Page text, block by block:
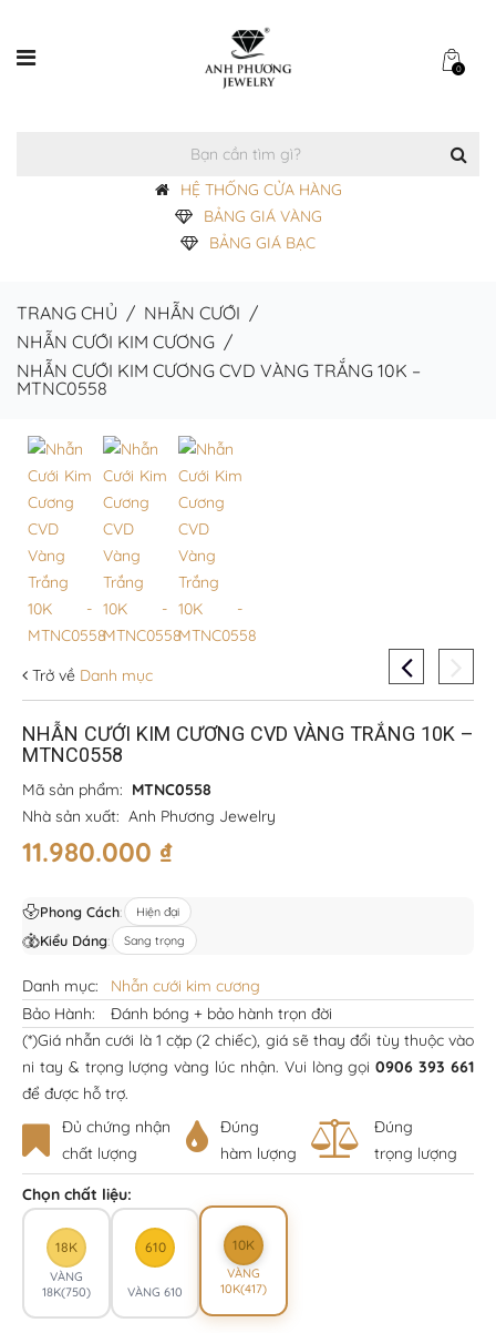
0
HỆ THỐNG CỬA HÀNG
BẢNG GIÁ VÀNG
BẢNG GIÁ BẠC
TRANG CHỦ / NHẪN CƯỚI /
NHẪN CƯỚI KIM CƯƠNG /
NHẪN CƯỚI KIM CƯƠNG CVD VÀNG TRẮNG 10K –
MTNC0558
Trở về Danh mục
NHẪN CƯỚI KIM CƯƠNG CVD VÀNG TRẮNG 10K –
MTNC0558
Mã sản phẩm: MTNC0558
Nhà sản xuất: Anh Phương Jewelry
11.980.000 ₫
Phong Cách: Hiện đại
Kiểu Dáng: Sang trọng
Danh mục:
Nhẫn cưới kim cương
Bảo Hành:
Đánh bóng + bảo hành trọn đời
(*)Giá nhẫn cưới là 1 cặp (2 chiếc), giá sẽ thay đổi tùy thuộc vào
ni tay & trọng lượng vàng lúc nhận. Vui lòng gọi0906 393 661
để được hỗ trợ.
Đủ chứng nhận
chất lượng
Đúng
hàm lượng
Đúng
trọng lượng
Chọn chất liệu:
18K
VÀNG
18K(750)
610
VÀNG 610
10K
VÀNG
10K(417)